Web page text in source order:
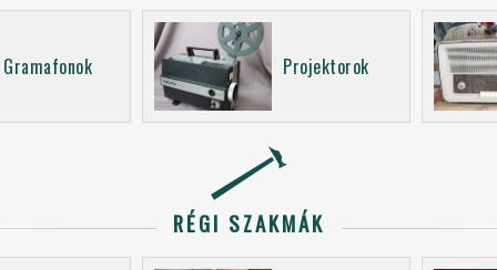
Gramafonok Projektorok
RÉGI SZAKMÁK